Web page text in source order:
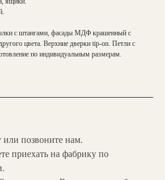
с штангами, фасады МДФ крашенный с
цвета. Верхние дверки tip-on. Петли с
по индивидуальным размерам.
или позвоните нам.
приехать на фабрику по